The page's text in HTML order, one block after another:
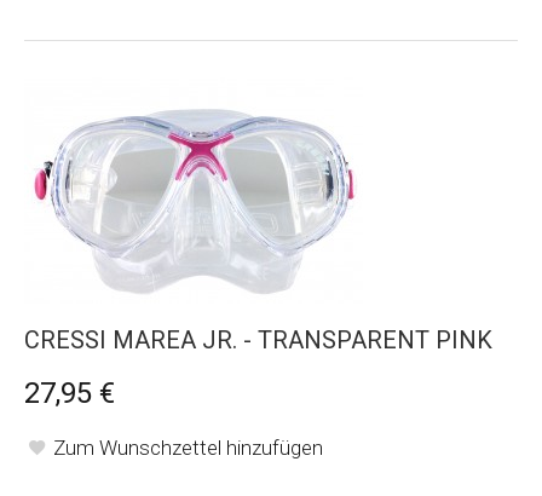
CRESSI MAREA JR. - TRANSPARENT PINK
27,95 €
Zum Wunschzettel hinzufügen